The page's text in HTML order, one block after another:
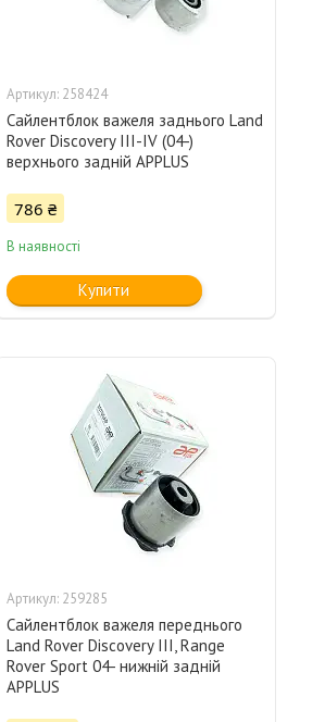
258424
Сайлентблок важеля заднього Land
Rover Discovery III-IV (04-)
верхнього задній APPLUS
786 ₴
В наявності
Купити
259285
Сайлентблок важеля переднього
Land Rover Discovery III, Range
Rover Sport 04- нижній задній
APPLUS